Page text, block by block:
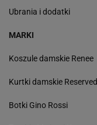
Ubrania i dodatki
MARKI
Koszule damskie Renee
Kurtki damskie Reserved
Botki Gino Rossi